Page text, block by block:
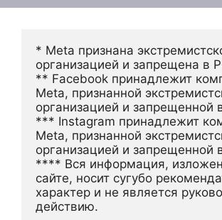
* Meta признана
организацией и запрещена в
** Facebook принадлежит
Meta, признанной
организацией и запрещенной
*** Instagram принадлежит
Meta, признанной
организацией и запрещенной
**** Вся информация,
сайте, носит сугубо
характер и не является
действию.